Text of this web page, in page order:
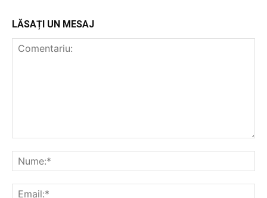
Utile
Publică gratuit anunțul tău!
LĂSAȚI UN MESAJ